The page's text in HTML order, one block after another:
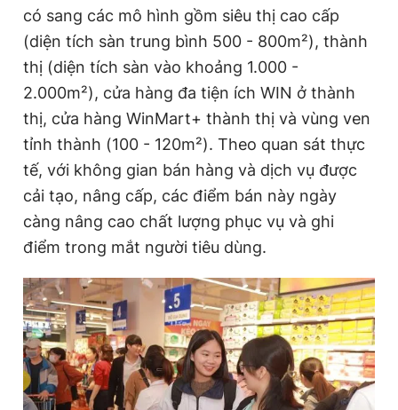
có sang các mô hình gồm siêu thị cao cấp
(diện tích sàn trung bình 500 - 800m²), thành
thị (diện tích sàn vào khoảng 1.000 -
2.000m²), cửa hàng đa tiện ích WIN ở thành
thị, cửa hàng WinMart+ thành thị và vùng ven
tỉnh thành (100 - 120m²). Theo quan sát thực
tế, với không gian bán hàng và dịch vụ được
cải tạo, nâng cấp, các điểm bán này ngày
càng nâng cao chất lượng phục vụ và ghi
điểm trong mắt người tiêu dùng.